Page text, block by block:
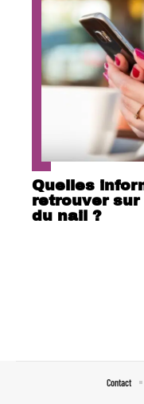
Quelles
retrouver sur
du nail ?
Contact